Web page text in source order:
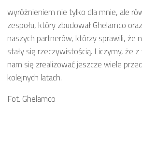
wyróżnieniem nie tylko dla mnie, ale
zespołu, który zbudował Ghelamco
naszych partnerów, którzy sprawili, że
stały się rzeczywistością. Liczymy, że
nam się zrealizować jeszcze wiele
kolejnych latach.
Fot. Ghelamco